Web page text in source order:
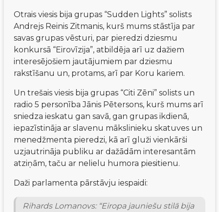
Otrais viesis bija grupas “Sudden Lights” solists
Andrejs Reinis Zitmanis, kurš mums stāstīja par
savas grupas vēsturi, par pieredzi dziesmu
konkursā “Eirovīzija”, atbildēja arī uz dažiem
interesējošiem jautājumiem par dziesmu
rakstīšanu un, protams, arī par Koru kariem.
Un trešais viesis bija grupas “Citi Zēni” solists un
radio 5 personība Jānis Pētersons, kurš mums arī
sniedza ieskatu gan savā, gan grupas ikdienā,
iepazīstināja ar slavenu mākslinieku skatuves un
menedžmenta pieredzi, kā arī gluži vienkārši
uzjautrināja publiku ar dažādām interesantām
atziņām, taču ar nelielu humora piesitienu.
Daži parlamenta pārstāvju iespaidi:
Rihards Lomanovs: “Eiropa jauniešu stilā bija